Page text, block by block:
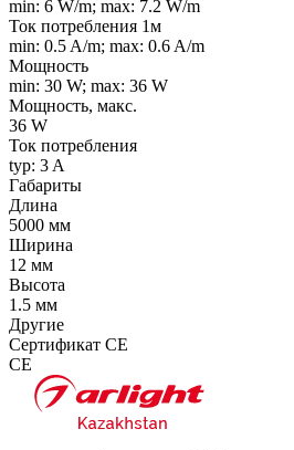
min: 6 W/m; max: 7.2 W/m
Ток потребления 1м
min: 0.5 A/m; max: 0.6 A/m
Мощность
min: 30 W; max: 36 W
Мощность, макс.
36 W
Ток потребления
typ: 3 A
Габариты
Длина
5000 мм
Ширина
12 мм
Высота
1.5 мм
Другие
Сертификат CE
CE